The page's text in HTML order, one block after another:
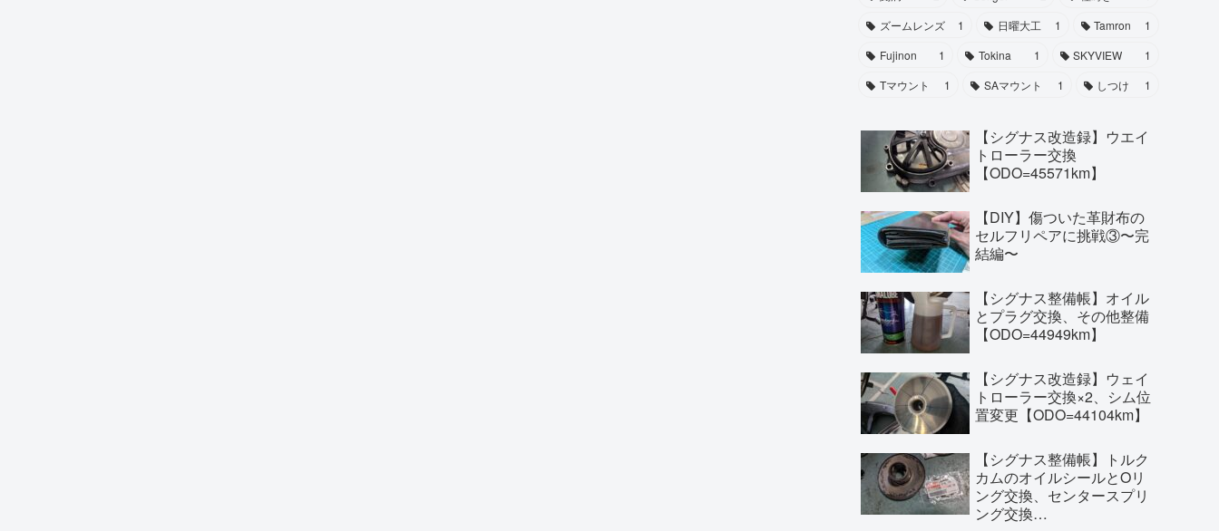
ズームレンズ
1 日曜大工 1 Tamron
1
Fujinon
1 Tokina 1 SKYVIEW
1
Tマウント
1 SAマウント 1 しつけ 1
【シグナス改造録】ウエイ
トローラー交換
【ODO=45571km】
【DIY】傷ついた革財布の
セルフリペアに挑戦③〜完
結編〜
【シグナス整備帳】オイル
とプラグ交換、その他整備
【ODO=44949km】
【シグナス改造録】ウェイ
トローラー交換×2、シム位
置変更【ODO=44104km】
【シグナス整備帳】トルク
カムのオイルシールとOリ
ング交換、センタースプリ
ング交換